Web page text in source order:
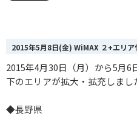
2015年5月8日(金) WiMAX ２+エリア
2015年4月30日（月）から5月
下のエリアが拡大・拡充しまし
◆長野県